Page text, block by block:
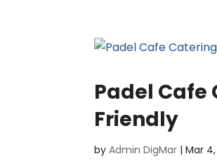
Padel Cafe
Friendly
byAdmin DigMar |Mar